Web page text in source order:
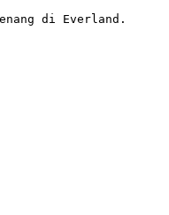
di Everland.